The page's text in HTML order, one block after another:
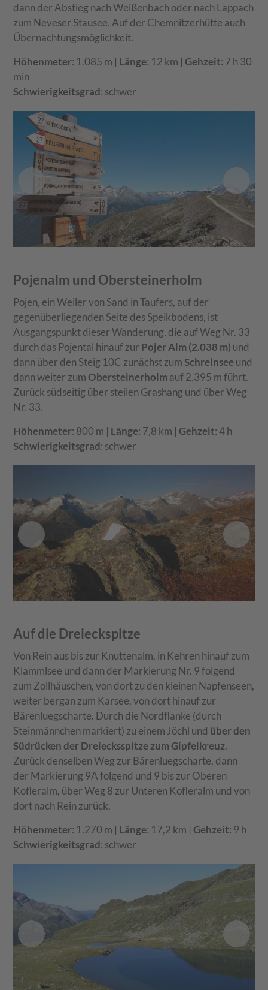
dann der Abstieg nach Weißenbach oder nach Lappach
zum Neveser Stausee. Auf der Chemnitzerhütte auch
Übernachtungsmöglichkeit.
Höhenmeter: 1.085 m | Länge: 12 km | Gehzeit: 7 h 30
min
Schwierigkeitsgrad: schwer
Pojenalm und Obersteinerholm
Pojen, ein Weiler von Sand in Taufers, auf der
gegenüberliegenden Seite des Speikbodens, ist
Ausgangspunkt dieser Wanderung, die auf Weg Nr. 33
durch das Pojental hinauf zur Pojer Alm (2.038 m) und
dann über den Steig 10C zunächst zumSchreinseeund
dann weiter zum Obersteinerholm auf 2.395 m führt.
Zurück südseitig über steilen Grashang und über Weg
Nr. 33.
Höhenmeter: 800 m | Länge: 7,8 km | Gehzeit: 4 h
Schwierigkeitsgrad: schwer
Auf die Dreieckspitze
Von Rein aus bis zur Knuttenalm, in Kehren hinauf zum
Klammlsee und dann der Markierung Nr. 9 folgend
zum Zollhäuschen, von dort zu den kleinen Napfenseen,
weiter bergan zum Karsee, von dort hinauf zur
Bärenluegscharte. Durch die Nordflanke (durch
Steinmännchen markiert) zu einem Jöchl und über den
Südrücken der Dreiecksspitze zum Gipfelkreuz.
Zurück denselben Weg zur Bärenluegscharte, dann
der Markierung 9A folgend und 9 bis zur Oberen
Kofleralm, über Weg 8 zur Unteren Kofleralm und von
dort nach Rein zurück.
Höhenmeter: 1.270 m | Länge: 17,2 km | Gehzeit: 9 h
Schwierigkeitsgrad: schwer